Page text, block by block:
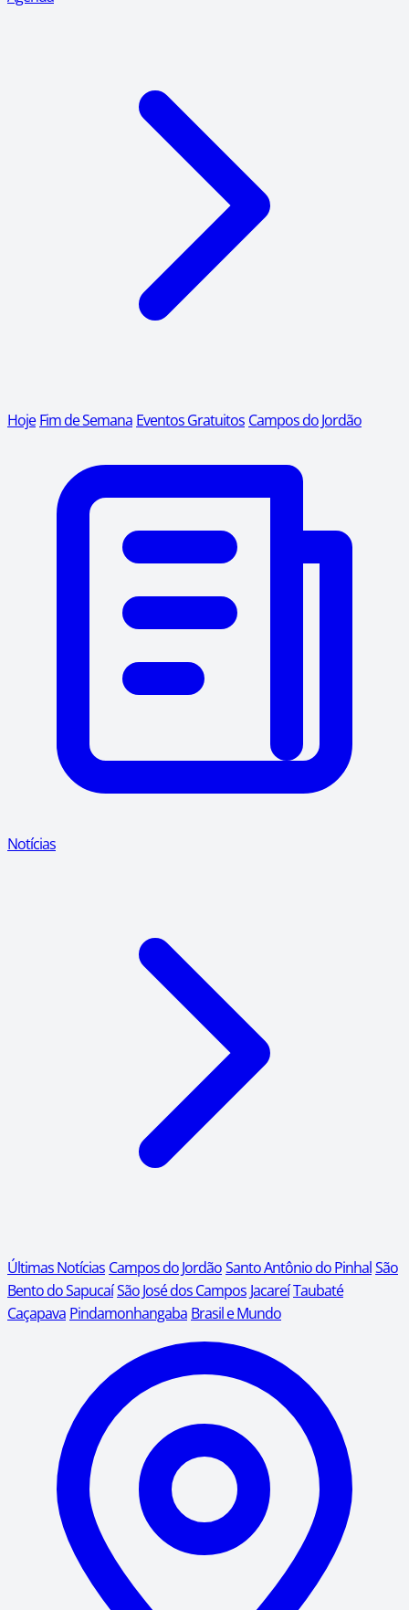
Hoje Fim de Semana Eventos Gratuitos Campos do Jordão
Notícias
Últimas Notícias Campos do JordãoSanto Antônio do PinhalSão
Bento do SapucaíSão José dos Campos JacareíTaubaté
Caçapava Pindamonhangaba Brasil e Mundo